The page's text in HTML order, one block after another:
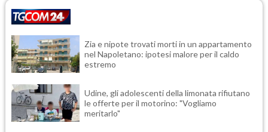
Zia e nipote trovati morti in un appartamento
nel Napoletano: ipotesi malore per il caldo
estremo
Udine, gli adolescenti della limonata rifiutano
le offerte per il motorino: "Vogliamo
meritarlo"